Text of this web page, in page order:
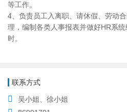
等工作。
4、负责员工入离职、请休假、劳动
理，编制各类人事报表并做好HR系
时。
联系方式
吴小姐、徐小姐